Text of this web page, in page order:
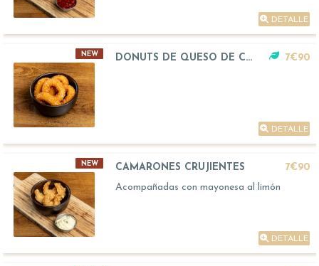
DETALLE
NEW DONUTS DE QUESO DE CABRA 7€90
DETALLE
NEW CAMARONES CRUJIENTES
7€90
Acompañadas con mayonesa al limón
DETALLE